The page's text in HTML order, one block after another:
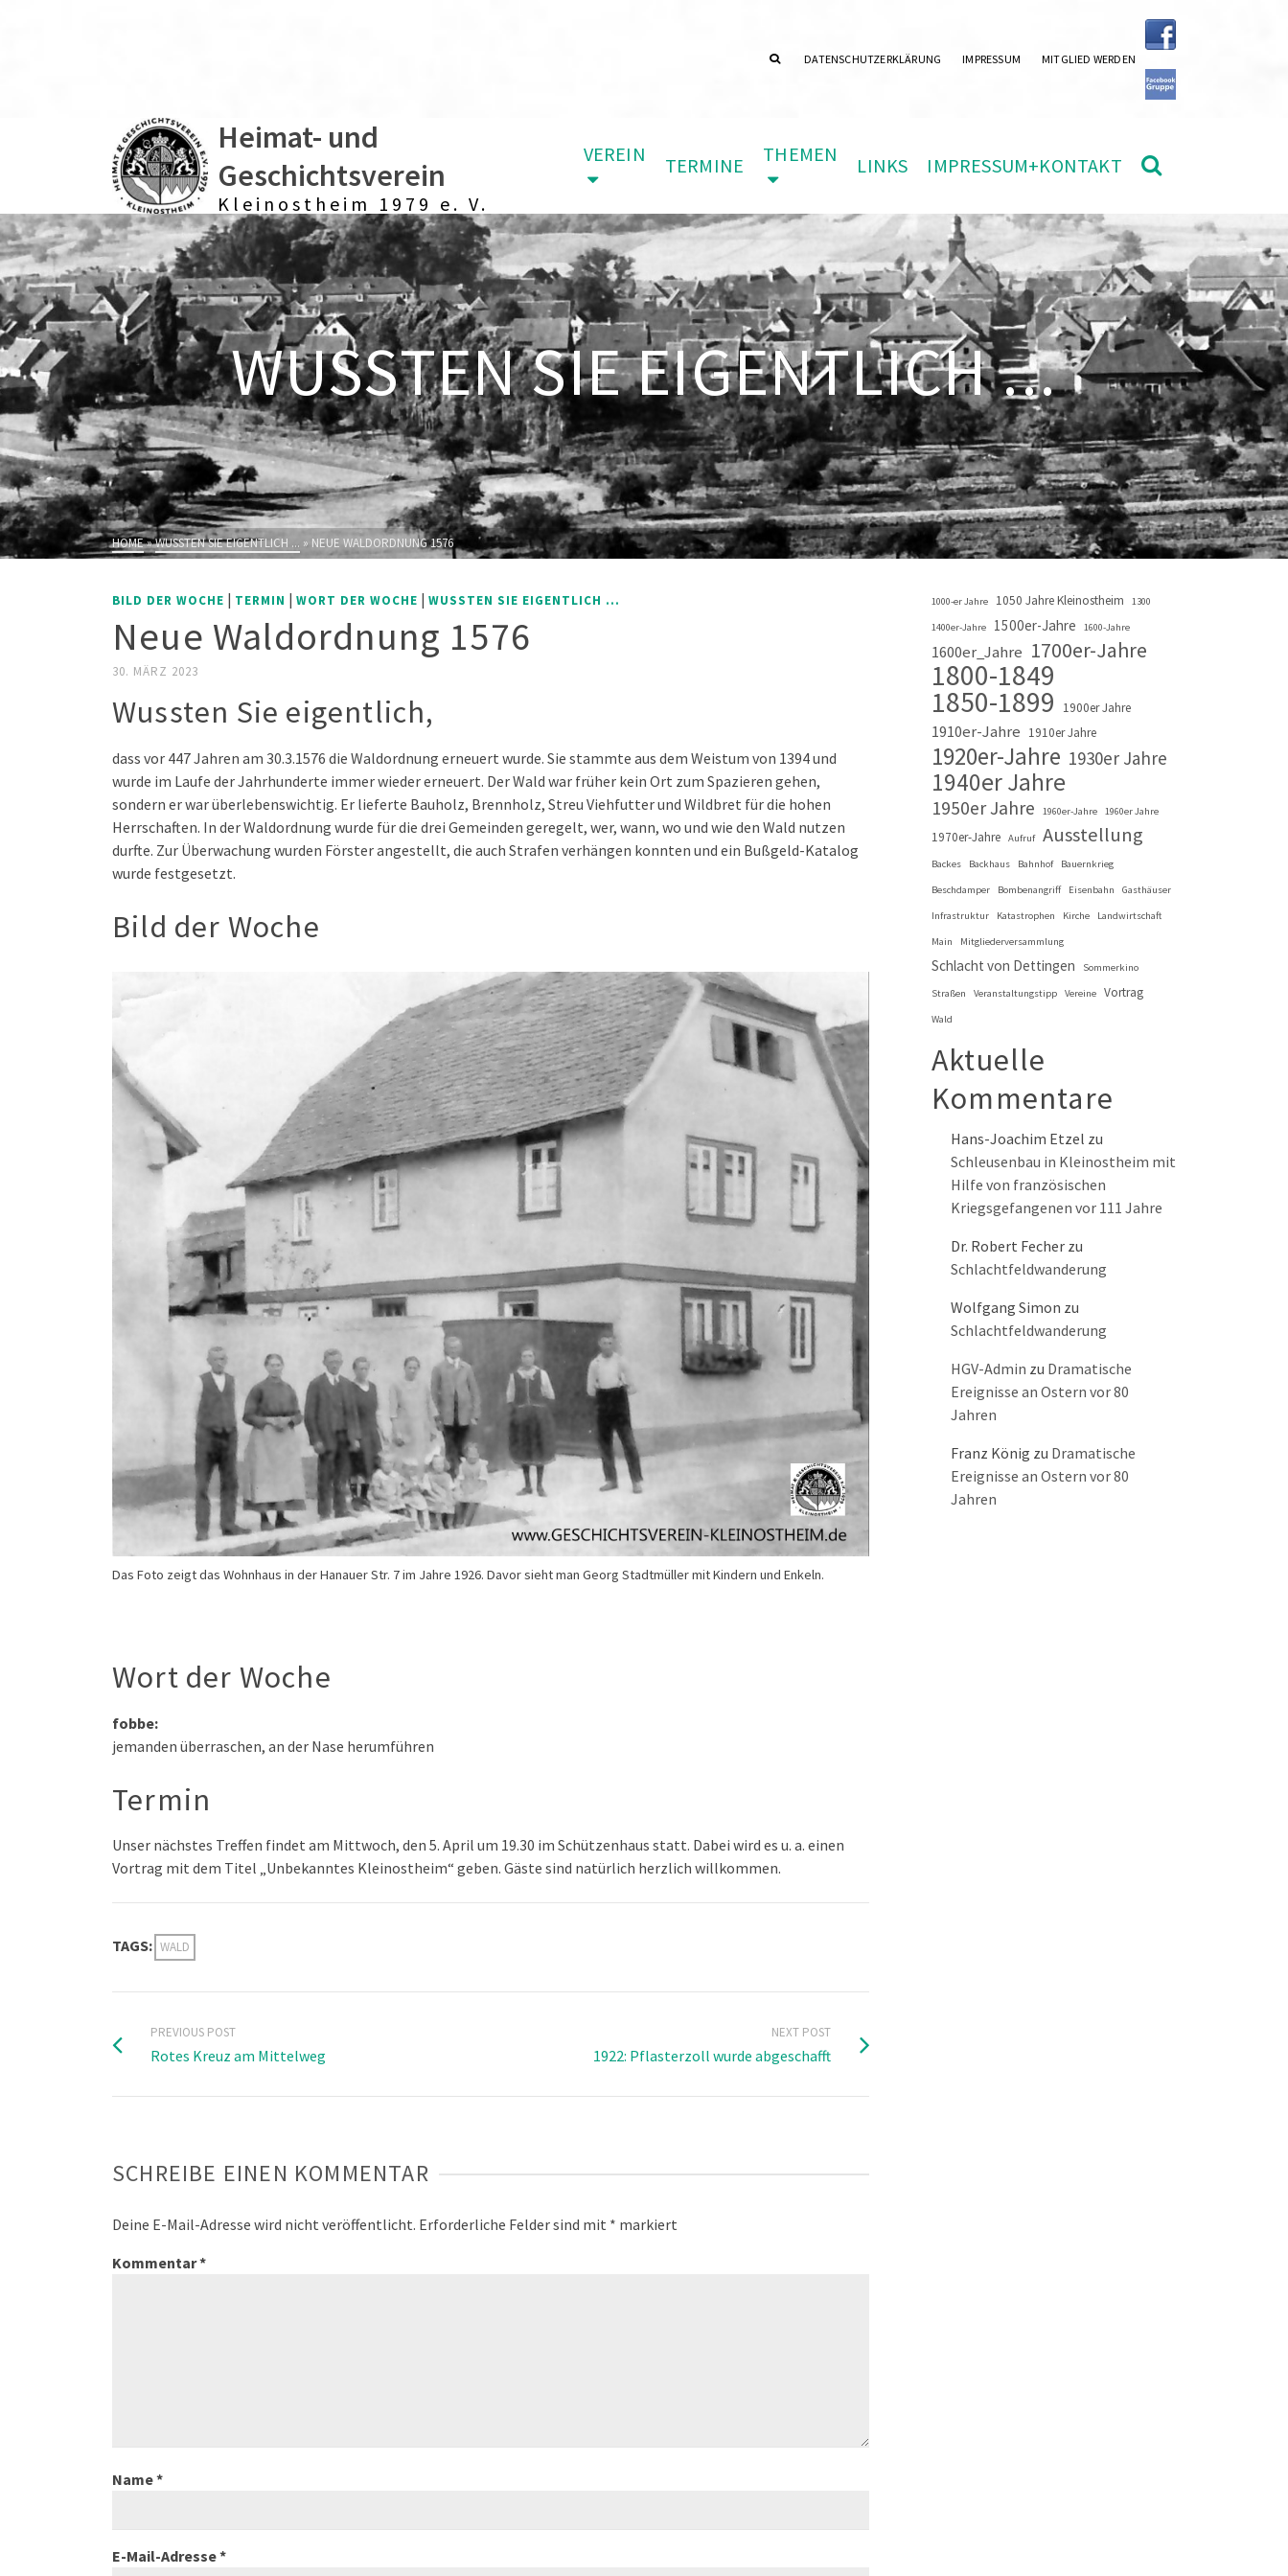
DATENSCHUTZERKLÄRUNG IMPRESSUM MITGLIED WERDEN
Heimat- und
Geschichtsverein
Kleinostheim 1979 e. V.
VEREIN TERMINE THEMEN LINKS IMPRESSUM+KONTAKT
WUSSTEN SIE EIGENTLICH ...
HOME»WUSSTEN SIE EIGENTLICH ... » NEUE WALDORDNUNG 1576
BILD DER WOCHE | TERMIN | WORT DER WOCHE | WUSSTEN SIE EIGENTLICH ...
Neue Waldordnung 1576
30. MÄRZ 2023
Wussten Sie eigentlich,
dass vor 447 Jahren am 30.3.1576 die Waldordnung erneuert wurde. Sie stammte aus dem Weistum von 1394 und
wurde im Laufe der Jahrhunderte immer wieder erneuert. Der Wald war früher kein Ort zum Spazieren gehen,
sondern er war überlebenswichtig. Er lieferte Bauholz, Brennholz, Streu Viehfutter und Wildbret für die hohen
Herrschaften. In der Waldordnung wurde für die drei Gemeinden geregelt, wer, wann, wo und wie den Wald nutzen
durfte. Zur Überwachung wurden Förster angestellt, die auch Strafen verhängen konnten und ein Bußgeld-Katalog
wurde festgesetzt.
Bild der Woche
Das Foto zeigt das Wohnhaus in der Hanauer Str. 7 im Jahre 1926. Davor sieht man Georg Stadtmüller mit Kindern und Enkeln.
Wort der Woche
fobbe:
jemanden überraschen, an der Nase herumführen
Termin
Unser nächstes Treffen findet am Mittwoch, den 5. April um 19.30 im Schützenhaus statt. Dabei wird es u. a. einen
Vortrag mit dem Titel „Unbekanntes Kleinostheim“ geben. Gäste sind natürlich herzlich willkommen.
TAGS: WALD
PREVIOUS POST
Rotes Kreuz am Mittelweg
NEXT POST
1922: Pflasterzoll wurde abgeschafft
SCHREIBE EINEN KOMMENTAR
Deine E-Mail-Adresse wird nicht veröffentlicht. Erforderliche Felder sind mit * markiert
Kommentar*
Name*
E-Mail-Adresse*
1000-er Jahre 1050 Jahre Kleinostheim 1300
1400er-Jahre 1500er-Jahre 1600-Jahre
1600er_Jahre 1700er-Jahre
1800-1849
1850-1899 1900er Jahre
1910er-Jahre 1910er Jahre
1920er-Jahre 1930er Jahre
1940er Jahre
1950er Jahre 1960er-Jahre 1960er Jahre
1970er-Jahre Aufruf Ausstellung
Backes Backhaus Bahnhof Bauernkrieg
Beschdamper Bombenangriff Eisenbahn Gasthäuser
Infrastruktur Katastrophen Kirche Landwirtschaft
Main Mitgliederversammlung
Schlacht von Dettingen Sommerkino
Straßen Veranstaltungstipp Vereine Vortrag
Wald
Aktuelle
Kommentare
Hans-Joachim Etzel zu
Schleusenbau in Kleinostheim mit
Hilfe von französischen
Kriegsgefangenen vor 111 Jahre
Dr. Robert Fecher zu
Schlachtfeldwanderung
Wolfgang Simon zu
Schlachtfeldwanderung
HGV-Admin zu Dramatische
Ereignisse an Ostern vor 80
Jahren
Franz König zu Dramatische
Ereignisse an Ostern vor 80
Jahren